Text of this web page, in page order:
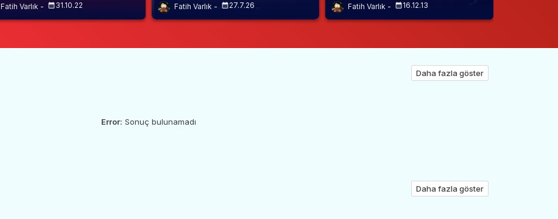
Fatih Varlık 31.10.22 Fatih Varlık 27.7.26 Fatih Varlık 16.12.13
Daha fazla göster
Error: Sonuç bulunamadı
Daha fazla göster